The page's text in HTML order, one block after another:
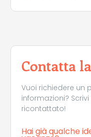
Contatta
Vuoi richiedere un
informazioni?
ricontattato!
Hai già qualche